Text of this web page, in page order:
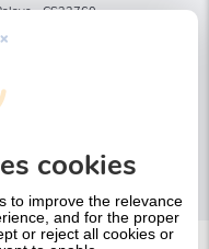
- CS22760
4
cookies
to improve the relevance
and for the proper
or reject all cookies or